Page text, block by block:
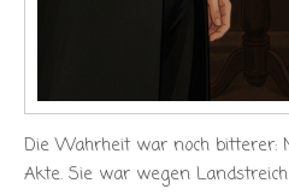
Die Wahrheit war noch bitterer:
Akte. Sie war wegen